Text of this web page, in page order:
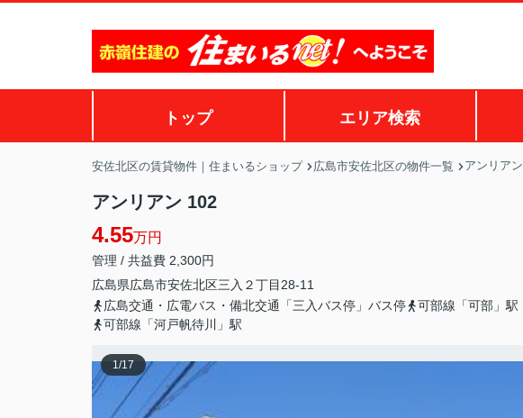
トップ エリア検索
安佐北区の賃貸物件｜住まいるショップ 広島市安佐北区の物件一覧 アンリアン
アンリアン 102
4.55万円
管理 / 共益費 2,300円
広島県広島市安佐北区三入 ２丁目28-11
広島交通・広電バス・備北交通「三入バス停」バス停
可部線「可部」駅
可部線「河戸帆待川」駅
1/17